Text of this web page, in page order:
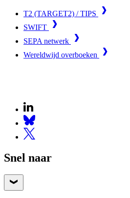
T2 (TARGET2) / TIPS
SWIFT
SEPA netwerk
Wereldwijd overboeken
Snel naar